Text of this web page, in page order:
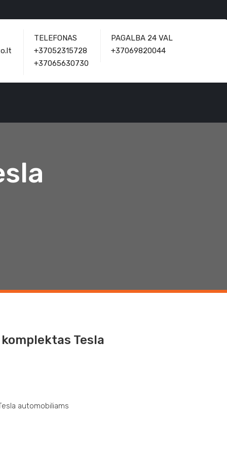
TELEFONAS
+37052315728
+37065630730
PAGALBA 24 VAL
+37069820044
Tesla
automobiliams